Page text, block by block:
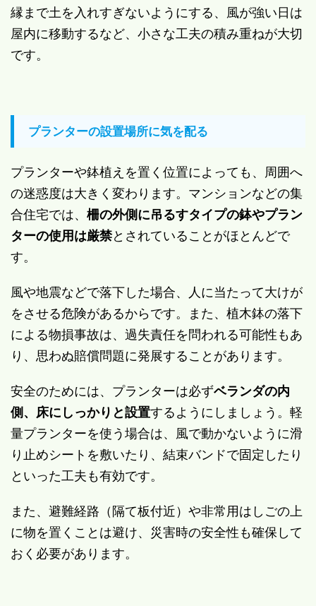
縁まで土を入れすぎないようにする、風が強い日は
屋内に移動するなど、小さな工夫の積み重ねが大切
です。
プランターの設置場所に気を配る
プランターや鉢植えを置く位置によっても、周囲へ
の迷惑度は大きく変わります。マンションなどの集
合住宅では、 柵の外側に吊るすタイプの鉢やプラン
ターの使用は厳禁とされていることがほとんどで
す。
風や地震などで落下した場合、人に当たって大けが
をさせる危険があるからです。また、植木鉢の落下
による物損事故は、過失責任を問われる可能性もあ
り、思わぬ賠償問題に発展することがあります。
安全のためには、プランターは必ずベランダの内
側、床にしっかりと設置するようにしましょう。軽
量プランターを使う場合は、風で動かないように滑
り止めシートを敷いたり、結束バンドで固定したり
といった工夫も有効です。
また、避難経路（隔て板付近）や非常用はしごの上
に物を置くことは避け、災害時の安全性も確保して
おく必要があります。